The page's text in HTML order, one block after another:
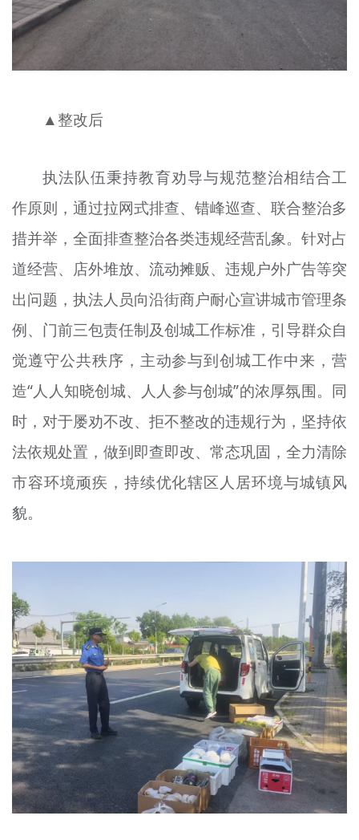
▲整改后
执法队伍秉持教育劝导与规范整治相结合工
作原则，通过拉网式排查、错峰巡查、联合整治多
措并举，全面排查整治各类违规经营乱象。针对占
道经营、店外堆放、流动摊贩、违规户外广告等突
出问题，执法人员向沿街商户耐心宣讲城市管理条
例、门前三包责任制及创城工作标准，引导群众自
觉遵守公共秩序，主动参与到创城工作中来，营
造“人人知晓创城、人人参与创城”的浓厚氛围。同
时，对于屡劝不改、拒不整改的违规行为，坚持依
法依规处置，做到即查即改、常态巩固，全力清除
市容环境顽疾，持续优化辖区人居环境与城镇风
貌。